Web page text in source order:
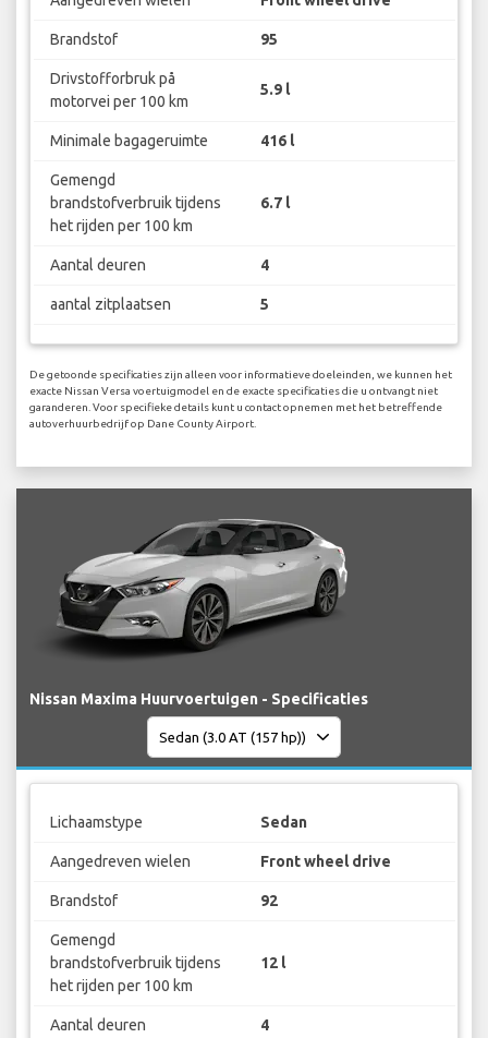
Brandstof 95
Drivstofforbruk på
motorvei per 100 km
5.9 l
Minimale bagageruimte 416 l
Gemengd
brandstofverbruik tijdens
het rijden per 100 km
6.7 l
Aantal deuren 4
aantal zitplaatsen 5
De getoonde specificaties zijn alleen voor informatieve doeleinden, we kunnen het
exacte Nissan Versa voertuigmodel en de exacte specificaties die u ontvangt niet
garanderen. Voor specifieke details kunt u contact opnemen met het betreffende
autoverhuurbedrijf op Dane County Airport.
Nissan Maxima Huurvoertuigen - Specificaties
Lichaamstype Sedan
Aangedreven wielen Front wheel drive
Brandstof 92
Gemengd
brandstofverbruik tijdens
het rijden per 100 km
12 l
Aantal deuren 4